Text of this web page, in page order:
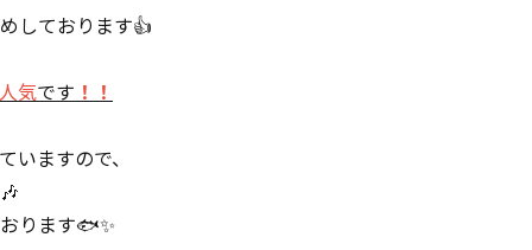
しております👍
気です ！！
いますので、
ります🐟✨